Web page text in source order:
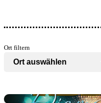
Ort filtern